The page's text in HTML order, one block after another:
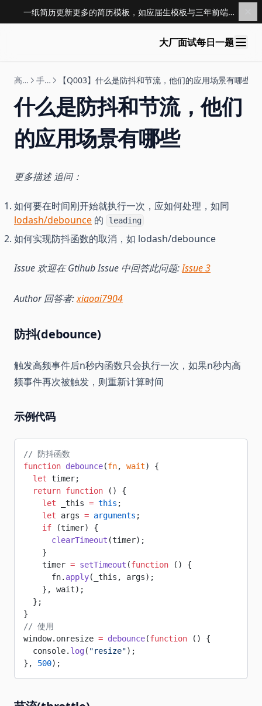
一纸简历更新更多的简历模板，如应届生模板与三年前端模板，点击查看 →
大厂面试每日一题
高级前端 手写代码 【Q003】什么是防抖和节流，他们的应用场景有哪些
什么是防抖和节流，他们
的应用场景有哪些
更多描述 追问：
如何要在时间刚开始就执行一次，应如何处理，如同
lodash/debounce 的 leading
如何实现防抖函数的取消，如 lodash/debounce
Issue 欢迎在 Gtihub Issue 中回答此问题:Issue 3
Author 回答者:xiaoai7904
防抖(debounce)
触发高频事件后n秒内函数只会执行一次，如果n秒内高
频事件再次被触发，则重新计算时间
示例代码
// 防抖函数
function debounce(fn, wait) {
  let
timer;
  return
function () {
    let
_this = this ;
    let
args = arguments ;
    if
(timer) {
      clearTimeout
(timer);
    }
    timer
= setTimeout (function () {
      fn.
apply(_this, args);
    }, wait);
  };
}
// 使用
window.onresize = debounce(function () {
  console.
log( "resize");
}, 500);